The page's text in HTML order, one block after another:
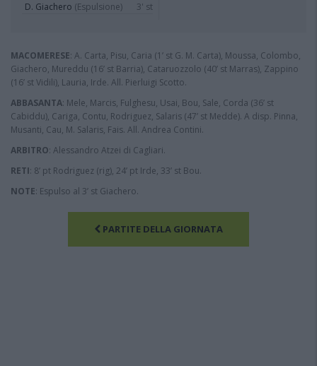
D. Giachero (Espulsione) 3' st
MACOMERESE: A. Carta, Pisu, Caria (1’ st G. M. Carta), Moussa, Colombo,
Giachero, Mureddu (16’ st Barria), Cataruozzolo (40’ st Marras), Zappino
(16’ st Vidili), Lauria, Irde. All. Pierluigi Scotto.
ABBASANTA: Mele, Marcis, Fulghesu, Usai, Bou, Sale, Corda (36’ st
Cabiddu), Cariga, Contu, Rodriguez, Salaris (47’ st Medde). A disp. Pinna,
Musanti, Cau, M. Salaris, Fais. All. Andrea Contini.
ARBITRO: Alessandro Atzei di Cagliari.
RETI: 8’ pt Rodriguez (rig), 24’ pt Irde, 33’ st Bou.
NOTE: Espulso al 3’ st Giachero.
PARTITE DELLA GIORNATA